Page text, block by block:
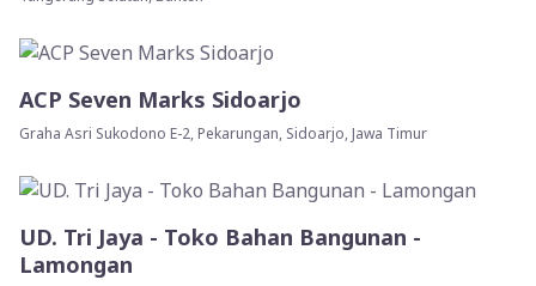
ACP Seven Marks Sidoarjo
Graha Asri Sukodono E-2, Pekarungan, Sidoarjo, Jawa Timur
UD. Tri Jaya - Toko Bahan Bangunan -
Lamongan